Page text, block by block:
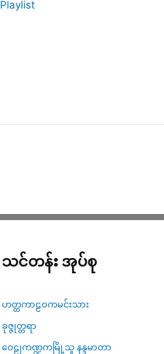
သင်တန်း အုပ်စု
ဟတ္ထကာဠဝကမင်းသား
ခုဇ္ဇုတ္တရာ
ဝေဠုကဏ္ဍကမြို့သူ နန္ဒမာတာ